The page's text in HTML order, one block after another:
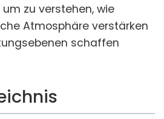
zu verstehen, wie
Atmosphäre verstärken
schaffen